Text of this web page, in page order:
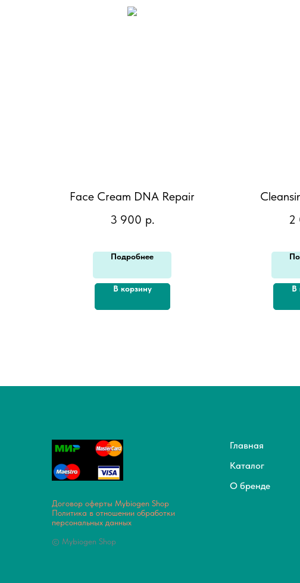
Face Cream DNA Repair
3 900 р.
Подробнее
В корзину
2
В
Договор оферты Mybiogen Shop
Политика в отношении обработки
персональных данных
© Mybiogen Shop
Главная
Каталог
О бренде